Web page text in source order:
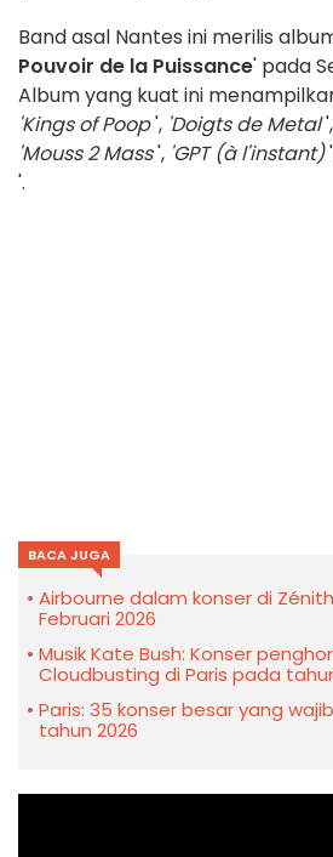
Band asal Nantes ini merilis
Pouvoir de la Puissance' pada
Album yang kuat ini
'Kings of Poop', 'Doigts de Metal',
'Mouss 2 Mass', 'GPT (à l'instant)
'.
BACA JUGA
Airbourne dalam konser di
Februari 2026
Musik Kate Bush: Konser
Cloudbusting di Paris pada
Paris: 35 konser besar yang
tahun 2026